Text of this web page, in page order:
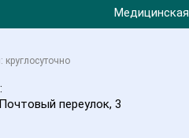
круглосуточно
Почтовый переулок, 3